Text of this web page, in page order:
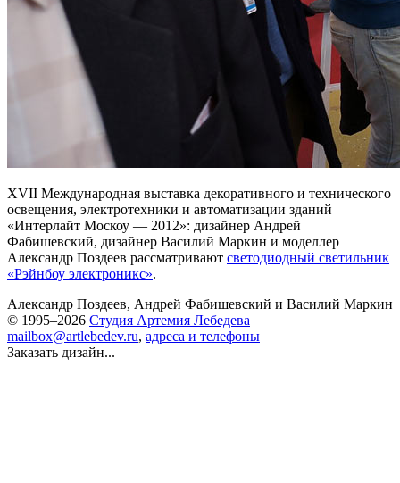
XVII Международная выставка декоративного и технического
освещения, электротехники и автоматизации зданий
«Интерлайт Москоу — 2012»: дизайнер Андрей
Фабишевский, дизайнер Василий Маркин и моделлер
Александр Поздеев рассматривают светодиодный светильник
«Рэйнбоу электроникс».
Александр Поздеев, Андрей Фабишевский и Василий Маркин
© 1995–2026 Студия Артемия Лебедева
mailbox@artlebedev.ru, адреса и телефоны
Заказать дизайн...